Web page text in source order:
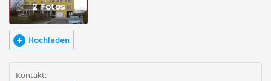
2 Fotos
Hochladen
Kontakt: